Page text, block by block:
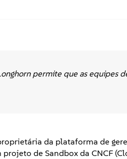
permite que as equipes
da plataforma de
de Sandbox da CNCF